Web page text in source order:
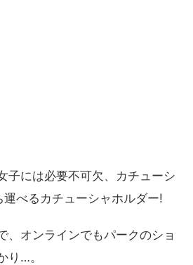
子には必要不可欠、カチューシ
べるカチューシャホルダー!
、オンラインでもパークのショ
り…。